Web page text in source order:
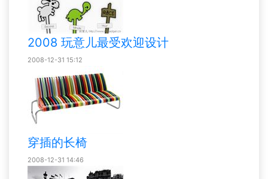
2008 玩意儿最受欢迎设计
2008-12-31 15:12
穿插的长椅
2008-12-31 14:46